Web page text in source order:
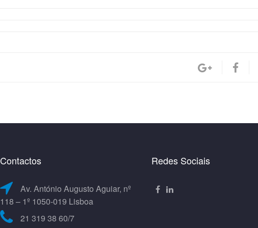
Contactos
Av. António Augusto Aguiar, nº
118 – 1º 1050-019 Lisboa
21 319 38 60/7
Redes Sociais